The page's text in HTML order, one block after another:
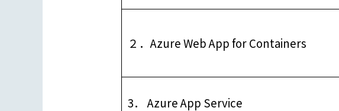
２．Azure Web App for Containers
3． Azure App Service